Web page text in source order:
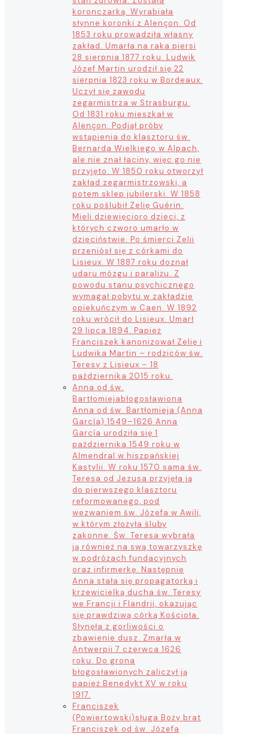
koronczarką. Wyrabiała
słynne koronki z Alençon. Od
1853 roku prowadziła własny
zakład. Umarła na raka piersi
28 sierpnia 1877 roku. Ludwik
Józef Martin urodził się 22
sierpnia 1823 roku w Bordeaux.
Uczył się zawodu
zegarmistrza w Strasburgu.
Od 1831 roku mieszkał w
Alençon. Podjął próby
wstąpienia do klasztoru św.
Bernarda Wielkiego w Alpach,
ale nie znał łaciny, więc go nie
przyjęto. W 1850 roku otworzył
zakład zegarmistrzowski, a
potem sklep jubilerski. W 1858
roku poślubił Zelię Guérin.
Mieli dziewięcioro dzieci, z
których czworo umarło w
dzieciństwie. Po śmierci Zelii
przeniósł się z córkami do
Lisieux. W 1887 roku doznał
udaru mózgu i paraliżu. Z
powodu stanu psychicznego
wymagał pobytu w zakładzie
opiekuńczym w Caen. W 1892
roku wrócił do Lisieux. Umarł
29 lipca 1894. Papież
Franciszek kanonizował Zelię i
Ludwika Martin – rodziców św.
Teresy z Lisieux – 18
października 2015 roku.
Anna od św.
Bartłomiejabłogosławiona
Anna od św. Bartłomieja (Anna
García) 1549–1626 Anna
García urodziła się 1
października 1549 roku w
Almendral w hiszpańskiej
Kastylii. W roku 1570 sama św.
Teresa od Jezusa przyjęła ją
do pierwszego klasztoru
reformowanego, pod
wezwaniem św. Józefa w Awili,
w którym złożyła śluby
zakonne. Św. Teresa wybrała
ją również na swą towarzyszkę
w podróżach fundacyjnych
oraz infirmerkę. Następnie
Anna stała się propagatorką i
krzewicielką ducha św. Teresy
we Francji i Flandrii, okazując
się prawdziwą córką Kościoła.
Słynęła z gorliwości o
zbawienie dusz. Zmarła w
Antwerpii 7 czerwca 1626
roku. Do grona
błogosławionych zaliczył ją
papież Benedykt XV w roku
1917.
Franciszek
(Powiertowski)sługa Boży brat
Franciszek od św. Józefa